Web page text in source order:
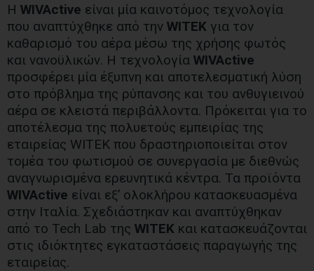
Η WIVActive είναι μία καινοτόμος τεχνολογία
που αναπτύχθηκε από την WITEK για τον
καθαρισμό του αέρα μέσω της χρήσης φωτός
και νανοϋλικών. Η τεχνολογία WIVActive
προσφέρει μία έξυπνη και αποτελεσματική λύση
στο πρόβλημα της ρύπανσης και του ανθυγιεινού
αέρα σε κλειστά περιβάλλοντα. Πρόκειται για το
αποτέλεσμα της πολυετούς εμπειρίας της
εταιρείας WITEK που δραστηριοποιείται στον
τομέα του φωτισμού σε συνεργασία με διεθνώς
αναγνωρισμένα ερευνητικά κέντρα. Τα προϊόντα
WIVActive είναι εξ’ ολοκλήρου κατασκευασμένα
στην Ιταλία. Σχεδιάστηκαν και αναπτύχθηκαν
από το Tech Lab της WITEK και κατασκευάζονται
στις ιδιόκτητες εγκαταστάσεις παραγωγής της
εταιρείας.